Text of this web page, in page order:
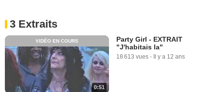
3 Extraits
0:51
VIDÉO EN COURS
Party Girl - EXTRAIT
"J'habitais la"
18 613 vues - Il y a 12 ans